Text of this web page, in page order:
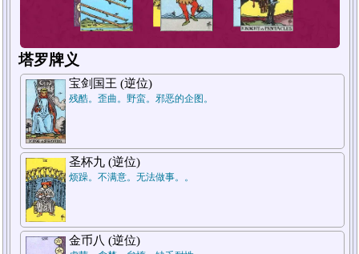
1.过去
塔罗牌义
宝剑国王 (逆位)
残酷。歪曲。野蛮。邪恶的企图。
圣杯九 (逆位)
烦躁。不满意。无法做事。。
金币八 (逆位)